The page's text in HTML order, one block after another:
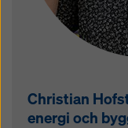
Christian
energi och